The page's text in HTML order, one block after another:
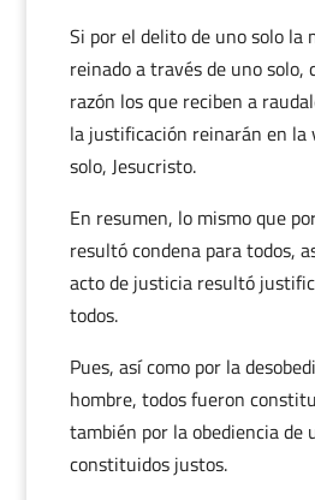
Si por el delito de uno solo la
reinado a través de uno solo,
razón los que reciben a
la justificación reinarán en la
solo, Jesucristo.
En resumen, lo mismo que
resultó condena para todos,
acto de justicia resultó
todos.
Pues, así como por la
hombre, todos fueron
también por la obediencia de
constituidos justos.